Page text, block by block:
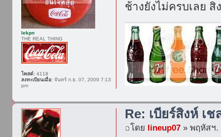
ช้างยังไม่ครบเลย
lekpn
THE REAL THING
โพสต์: 4118
ลงทะเบียนเมื่อ: จันทร์ ก.ย. 07, 2009 7:13
pm
Re: เบียร์สิงห์ เ
โดย lineup07 » พฤหัสฯ.